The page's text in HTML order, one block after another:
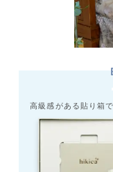
高級感がある貼り箱